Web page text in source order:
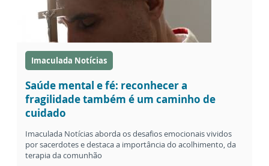
Imaculada Notícias
Saúde mental e fé: reconhecer a
fragilidade também é um caminho de
cuidado
Imaculada Notícias aborda os desafios emocionais vividos
por sacerdotes e destaca a importância do acolhimento, da
terapia da comunhão